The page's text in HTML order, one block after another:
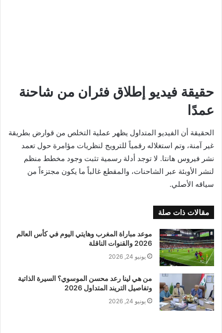
حقيقة فيديو إطلاق فئران من شاحنة
عمدًا
الحقيقة أن الفيديو المتداول يظهر عملية التخلص من قوارض بطريقة
غير آمنة، وتم استغلاله رقمياً للترويج لنظريات مؤامرة حول تعمد
نشر فيروس هانتا. لا توجد أدلة رسمية تثبت وجود مخطط منظم
لنشر الأوبئة عبر الشاحنات، والمقطع غالباً ما يكون مجتزءاً من
سياقه الأصلي.
مقالات ذات صلة
موعد مباراة المغرب وهايتي اليوم في كأس العالم
2026 والقنوات الناقلة
يونيو 24, 2026
من هي لينا رعد محسن الموسوي؟ السيرة الذاتية
وتفاصيل التريند المتداول 2026
يونيو 24, 2026